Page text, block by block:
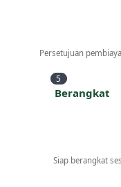
Persetujuan
5
Berangkat
Siap berangkat